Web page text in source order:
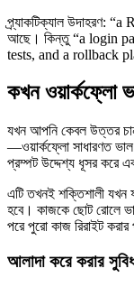
প্র্যাকটিক্যাল উদাহরণ:
আছে। কিন্তু “a login
tests, and a rollback
কখন ওয়ার্কফ্লো
যখন আপনি কেবল উত্তর
—ওয়ার্কফ্লো সাধারণত
প্রম্পট উদ্দেশ্য ধূসর করে
এটি তখনই শক্তিশালী যখন
হবে। কাজকে ছোট রোলে
পরে পুরো কাজ রিরাইট করার
আলাদা করে করার